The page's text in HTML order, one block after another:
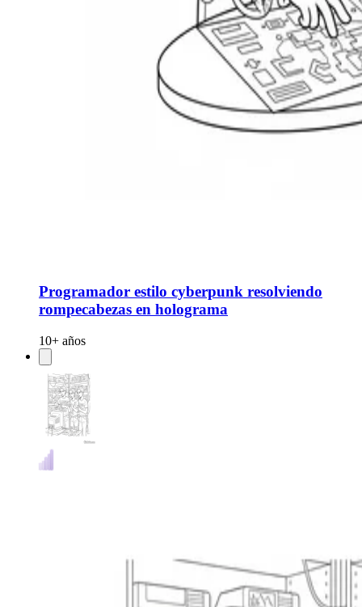
Programador estilo cyberpunk resolviendo
rompecabezas en holograma
10+ años